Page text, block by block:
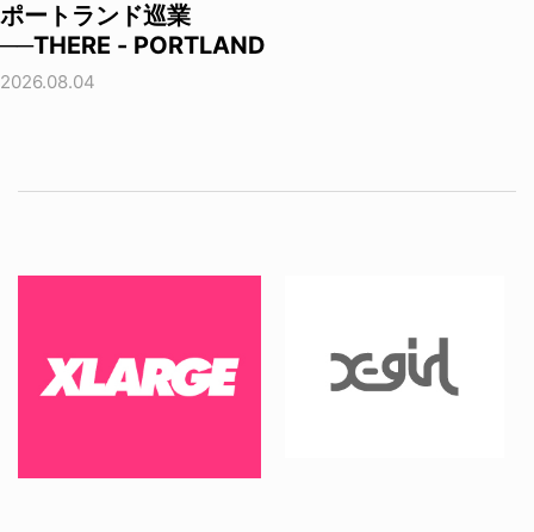
ポートランド巡業
──THERE - PORTLAND
2026.08.04